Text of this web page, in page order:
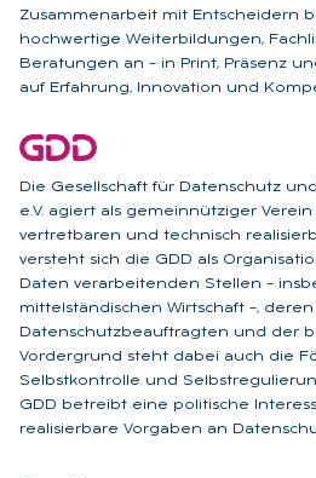
Zusammenarbeit mit Entscheidern
hochwertige Weiterbildungen,
Beratungen an – in Print, Präsenz
auf Erfahrung, Innovation und
Die Gesellschaft für Datenschutz
e.V. agiert als gemeinnütziger
vertretbaren und technisch
versteht sich die GDD als
Daten verarbeitenden Stellen –
mittelständischen Wirtschaft –, deren
Datenschutzbeauftragten und der
Vordergrund steht dabei auch die
Selbstkontrolle und
GDD betreibt eine politische
realisierbare Vorgaben an